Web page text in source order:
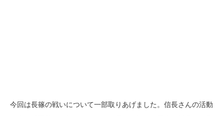
今回は長篠の戦いについて一部取りあげました。信長さんの活動